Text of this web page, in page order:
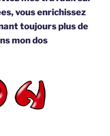
vous enrichissez
toujours plus de
mon dos